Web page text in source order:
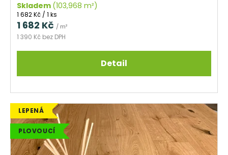
Skladem (103,968 m²)
1 390 Kč bez DPH
1 682 Kč / m²
Měrná
cena:
1 682 Kč / 1 ks
Detail
LEPENÁ
PLOVOUCÍ